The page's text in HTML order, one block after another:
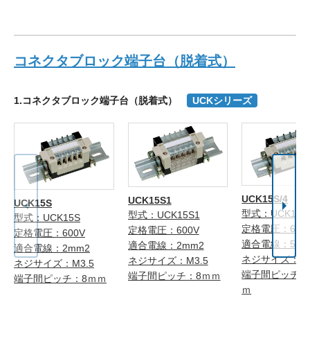
コネクタブロック端子台（脱着式）
1.コネクタブロック端子台（脱着式） UCKシリーズ
UCK15S
型式：UCK15S
定格電圧：600V
適合電線：2mm2
ネジサイズ：M3.5
端子間ピッチ：8ｍｍ
UCK15S1
型式：UCK15S1
定格電圧：600V
適合電線：2mm2
ネジサイズ：M3.5
端子間ピッチ：8ｍｍ
UCK15S/4
型式：
定格電圧：
適合電線：
ネジサイズ：
端子間ピッチ
ｍ